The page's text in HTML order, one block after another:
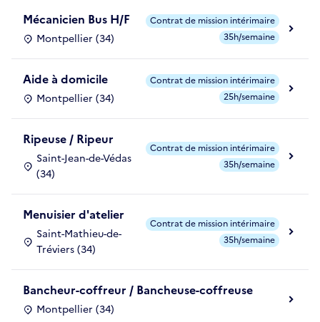
Mécanicien Bus H/F
Montpellier (34)
Contrat de mission intérimaire
35h/semaine
Aide à domicile
Montpellier (34)
Contrat de mission intérimaire
25h/semaine
Ripeuse / Ripeur
Saint-Jean-de-Védas
(34)
Contrat de mission intérimaire
35h/semaine
Menuisier d'atelier
Saint-Mathieu-de-
Tréviers (34)
Contrat de mission intérimaire
35h/semaine
Bancheur-coffreur / Bancheuse-coffreuse
Montpellier (34)